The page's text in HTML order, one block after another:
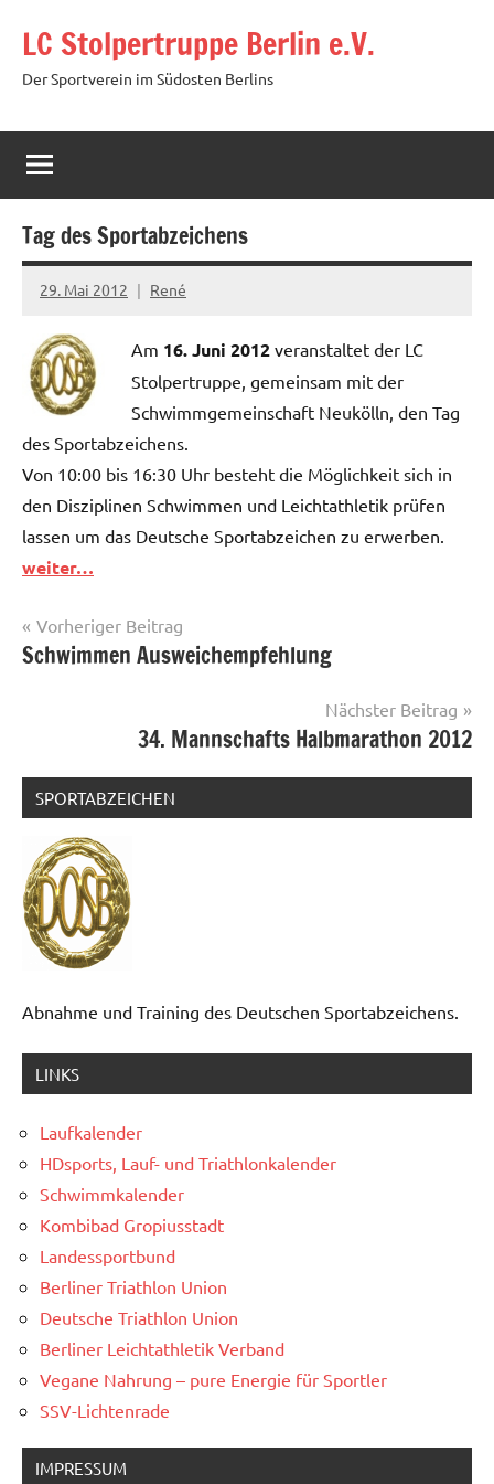
Inhalt
springen
LC Stolpertruppe Berlin e.V.
Der Sportverein im Südosten Berlins
Tag des Sportabzeichens
29. Mai 2012 René
Am 16. Juni 2012 veranstaltet der LC
Stolpertruppe, gemeinsam mit der
Schwimmgemeinschaft Neukölln, den Tag
des Sportabzeichens.
Von 10:00 bis 16:30 Uhr besteht die Möglichkeit sich in
den Disziplinen Schwimmen und Leichtathletik prüfen
lassen um das Deutsche Sportabzeichen zu erwerben.
weiter…
News
Beitragsnavigation
Vorheriger Beitrag
Schwimmen Ausweichempfehlung
Nächster Beitrag
34. Mannschafts Halbmarathon 2012
SPORTABZEICHEN
Abnahme und Training des Deutschen Sportabzeichens.
LINKS
Laufkalender
HDsports, Lauf- und Triathlonkalender
Schwimmkalender
Kombibad Gropiusstadt
Landessportbund
Berliner Triathlon Union
Deutsche Triathlon Union
Berliner Leichtathletik Verband
Vegane Nahrung – pure Energie für Sportler
SSV-Lichtenrade
IMPRESSUM